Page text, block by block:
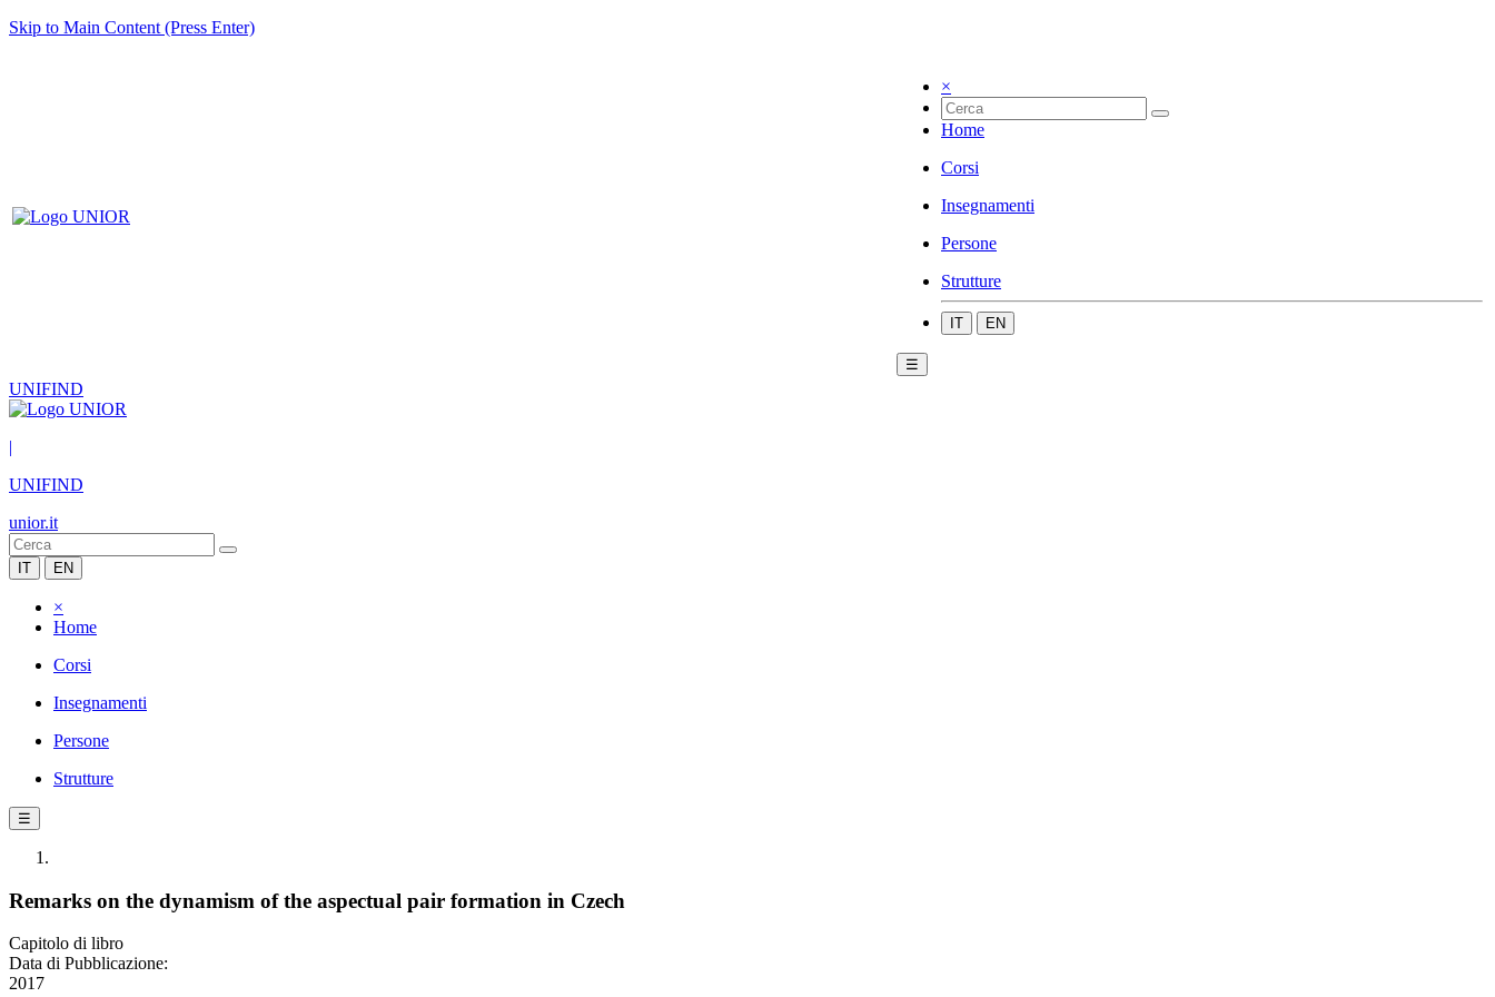
Skip to Main Content (Press Enter)
×
Home
Corsi
Insegnamenti
Persone
Strutture
IT EN
☰
UNIFIND
|
UNIFIND
unior.it
IT EN
×
Home
Corsi
Insegnamenti
Persone
Strutture
☰
Remarks on the dynamism of the aspectual pair formation in Czech
Capitolo di libro
Data di Pubblicazione:
2017